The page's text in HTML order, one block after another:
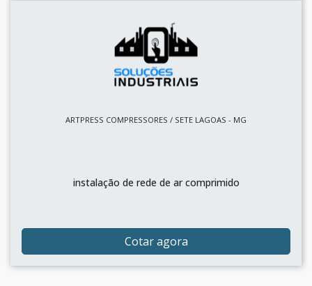
ARTPRESS COMPRESSORES / SETE LAGOAS - MG
instalação de rede de ar comprimido
Cotar agora